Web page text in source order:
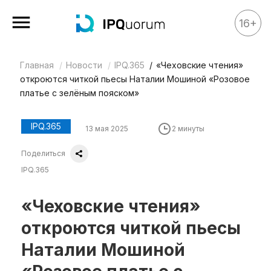
Все материалы
Аналитика
Legal review
События
IPQ.365
IP Stories
О нас
16+
Главная Новости IPQ.365
«Чеховские чтения»
откроются читкой пьесы Наталии Мошиной «Розовое
платье с зелёным пояском»
IPQ.365 13 мая 2025 2 минуты
Поделиться
IPQ.365
«Чеховские чтения»
откроются читкой пьесы
Наталии Мошиной